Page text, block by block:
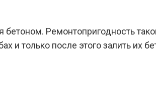
бетоном. Ремонтопригодность
и только после этого залить их